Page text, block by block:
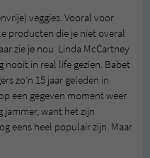
veggies. Vooral voor
producten die je niet overal
zie je nou Linda McCartney
nooit in real life gezien. Babet
zo’n 15 jaar geleden in
een gegeven moment weer
jammer, want het zijn
eens heel populair zijn. Maar